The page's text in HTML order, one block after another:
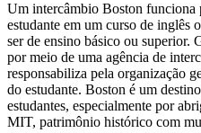
Um intercâmbio Boston funciona
estudante em um curso de inglês
ser de ensino básico ou superior.
por meio de uma agência de
responsabiliza pela organização
do estudante. Boston é um
estudantes, especialmente por
MIT, patrimônio histórico com